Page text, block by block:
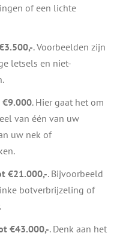
of een lichte
. Voorbeelden zijn
letsels en niet-
€9.000. Hier gaat het om
van één van uw
uw nek of
€21.000,-. Bijvoorbeeld
botverbrijzeling of
€43.000,-. Denk aan het